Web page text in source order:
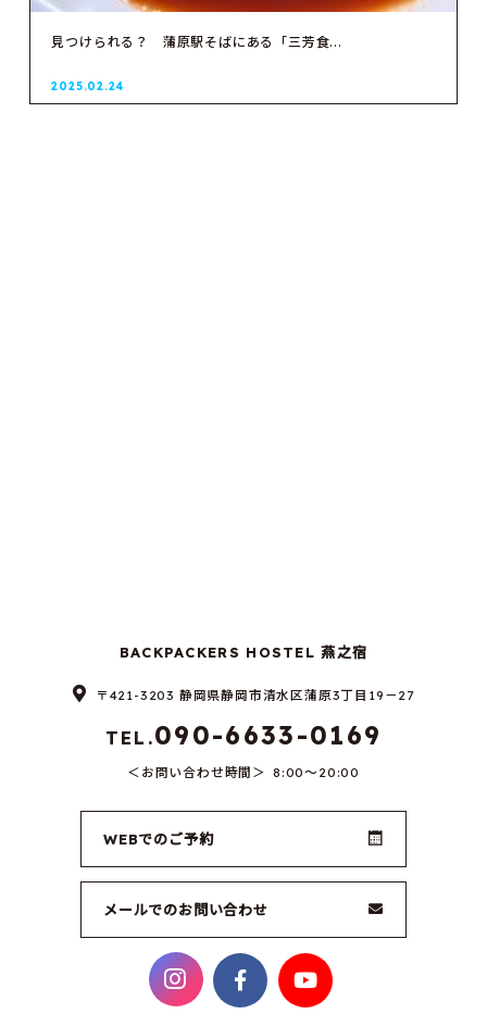
見つけられる？ 蒲原駅そばにある「三芳食...
2025.02.24
BACKPACKERS HOSTEL 燕之宿
〒421-3203 静岡県静岡市清水区蒲原3丁目19－27
TEL.090-6633-0169
お問い合わせ時間 8:00～20:00
WEBでのご予約
メールでのお問い合わせ